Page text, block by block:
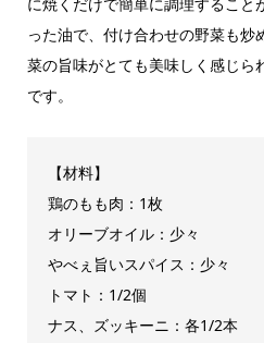
った油で、付け合わせの野菜も
菜の旨味がとても美味しく感じら
です。
【材料】
鶏のもも肉：1枚
オリーブオイル：少々
やべぇ旨いスパイス：少々
トマト：1/2個
ナス、ズッキーニ：各1/2本